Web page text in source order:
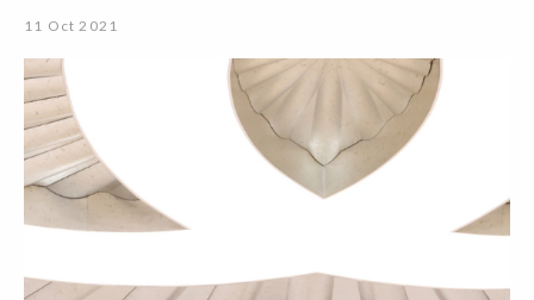
11 Oct 2021